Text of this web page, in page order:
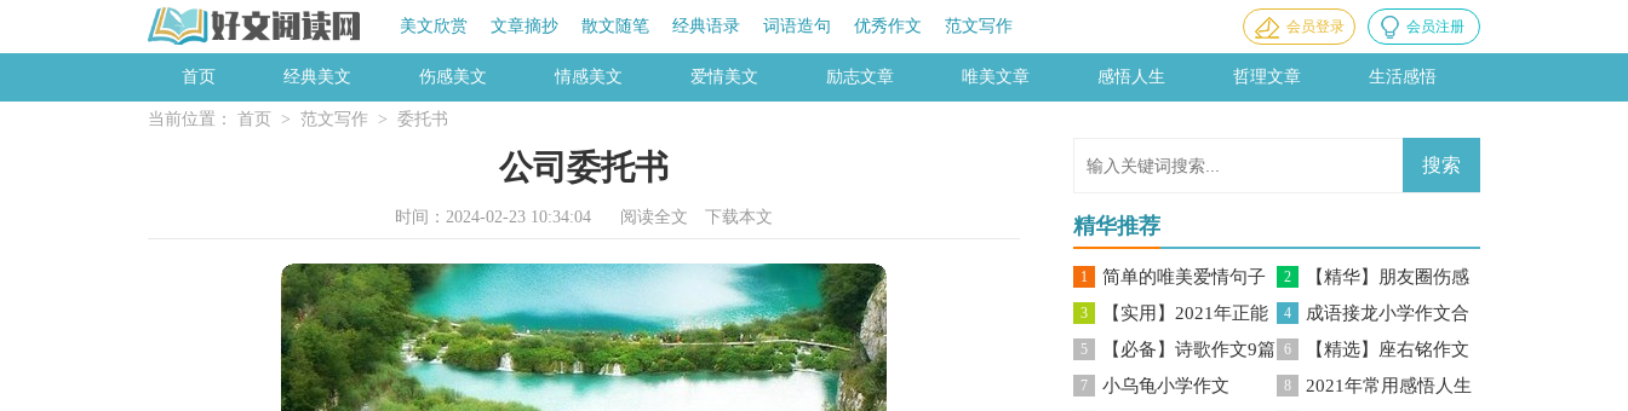
美文欣赏 文章摘抄 散文随笔 经典语录 词语造句 优秀作文 范文写作 会员登录 会员注册
首页 经典美文 伤感美文 情感美文 爱情美文 励志文章 唯美文章 感悟人生 哲理文章 生活感悟
当前位置： 首页 > 范文写作 > 委托书
公司委托书
时间：2024-02-23 10:34:04 阅读全文 下载本文 精华推荐
1
简单的唯美爱情句子
摘录96句
2
【精华】朋友圈伤感
句子锦集60条
3
【实用】2021年正能
量句子锦集45条
4
成语接龙小学作文合
集9篇
5 【必备】诗歌作文9篇 6
【精选】座右铭作文
汇总五篇
7 小乌龟小学作文 8
2021年常用感悟人生